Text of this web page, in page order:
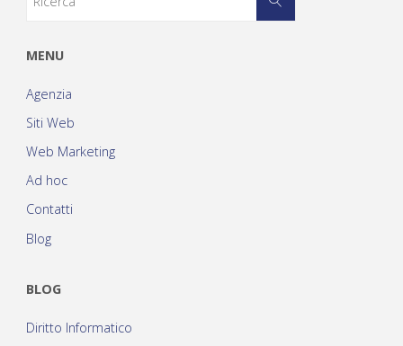
MENU
Agenzia
Siti Web
Web Marketing
Ad hoc
Contatti
Blog
BLOG
Diritto Informatico